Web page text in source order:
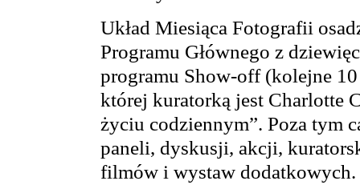
Układ Miesiąca Fotografii
Programu Głównego z
programu Show-off (kolejne
której kuratorką jest Charlotte
życiu codziennym”. Poza tym
paneli, dyskusji, akcji,
filmów i wystaw dodatkowych.